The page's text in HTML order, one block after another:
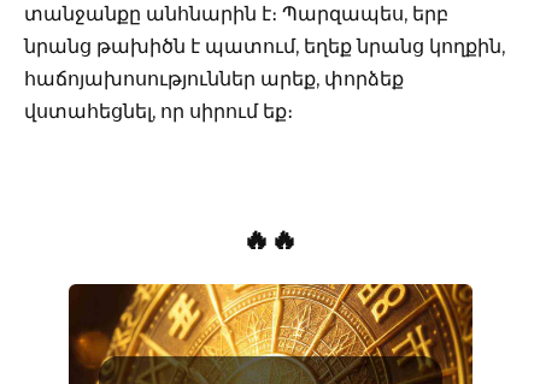
տանջանքը անհնարին է։ Պարզապես, երբ
նրանց թախիծն է պատում, եղեք նրանց կողքին,
հաճոյախոսություններ արեք, փորձեք
վստահեցնել, որ սիրում եք։
🔥🔥